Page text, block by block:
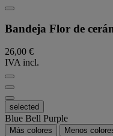
Bandeja Flor de
26,00 €
IVA incl.
selected
Blue Bell Purple
Más colores Menos